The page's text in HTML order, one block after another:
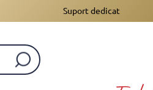
Suport dedicat